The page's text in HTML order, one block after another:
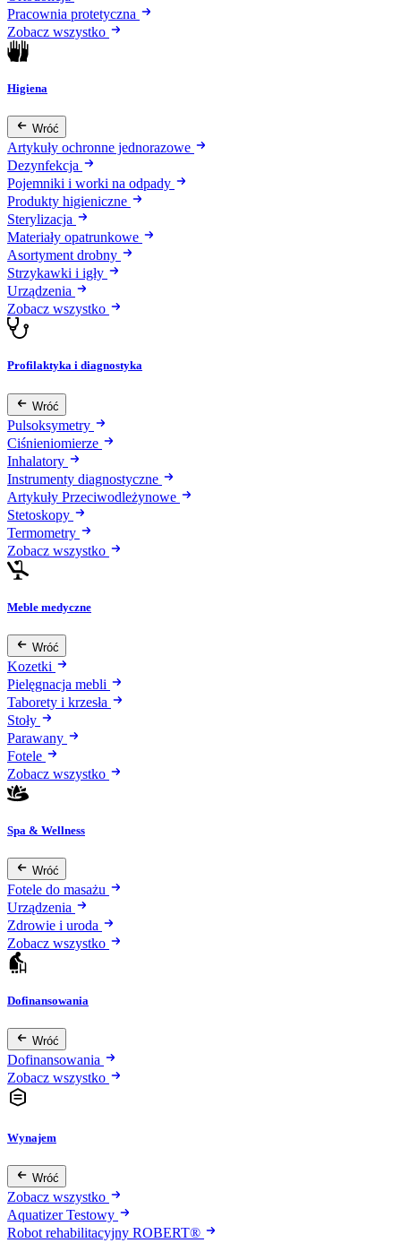
Pracownia protetyczna
Zobacz wszystko
Higiena
Wróć
Artykuły ochronne jednorazowe
Dezynfekcja
Pojemniki i worki na odpady
Produkty higieniczne
Sterylizacja
Materiały opatrunkowe
Asortyment drobny
Strzykawki i igły
Urządzenia
Zobacz wszystko
Profilaktyka i diagnostyka
Wróć
Pulsoksymetry
Ciśnieniomierze
Inhalatory
Instrumenty diagnostyczne
Artykuły Przeciwodleżynowe
Stetoskopy
Termometry
Zobacz wszystko
Meble medyczne
Wróć
Kozetki
Pielęgnacja mebli
Taborety i krzesła
Stoły
Parawany
Fotele
Zobacz wszystko
Spa & Wellness
Wróć
Fotele do masażu
Urządzenia
Zdrowie i uroda
Zobacz wszystko
Dofinansowania
Wróć
Dofinansowania
Zobacz wszystko
Wynajem
Wróć
Zobacz wszystko
Aquatizer Testowy
Robot rehabilitacyjny ROBERT®